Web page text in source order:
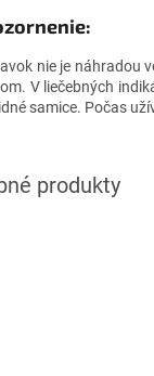
nie je náhradou
V liečebných
samice. Počas